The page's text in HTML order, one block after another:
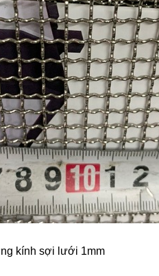
kính sợi lưới 1mm